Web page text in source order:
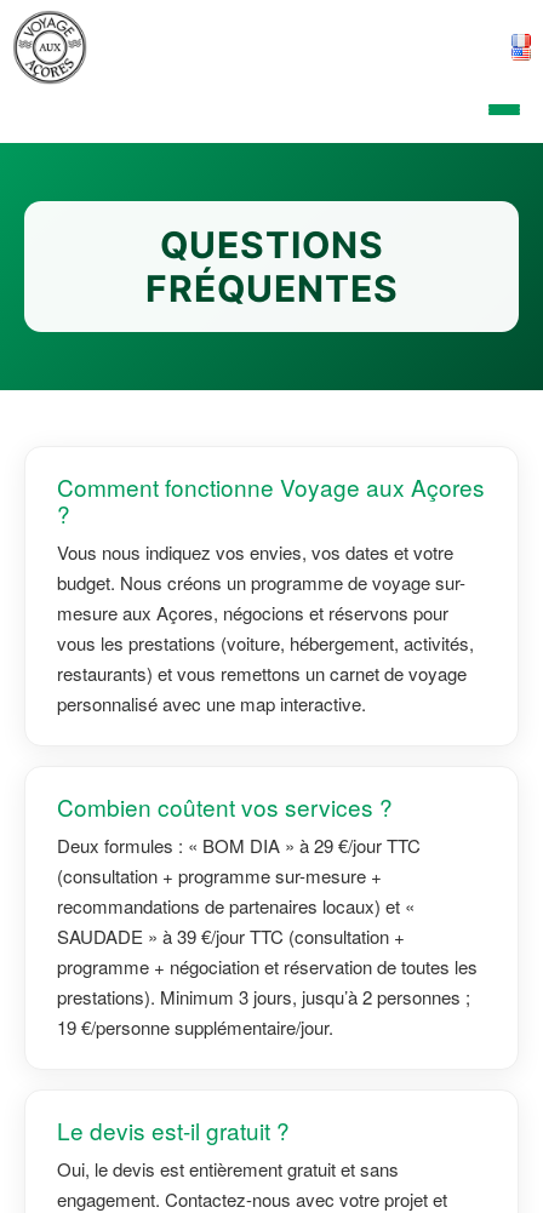
QUESTIONS
FRÉQUENTES
Comment fonctionne Voyage aux Açores
?
Vous nous indiquez vos envies, vos dates et votre
budget. Nous créons un programme de voyage sur-
mesure aux Açores, négocions et réservons pour
vous les prestations (voiture, hébergement, activités,
restaurants) et vous remettons un carnet de voyage
personnalisé avec une map interactive.
Combien coûtent vos services ?
Deux formules : « BOM DIA » à 29 €/jour TTC
(consultation + programme sur-mesure +
recommandations de partenaires locaux) et «
SAUDADE » à 39 €/jour TTC (consultation +
programme + négociation et réservation de toutes les
prestations). Minimum 3 jours, jusqu’à 2 personnes ;
19 €/personne supplémentaire/jour.
Le devis est-il gratuit ?
Oui, le devis est entièrement gratuit et sans
engagement. Contactez-nous avec votre projet et